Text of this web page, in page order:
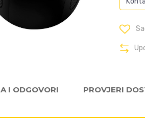
I ODGOVORI
PROVJERI